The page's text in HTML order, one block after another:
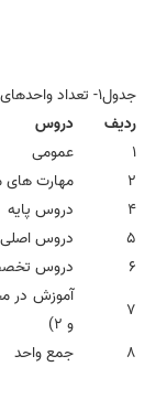
جدول1- تعداد واحدهای درسی
ردیف
دروس
1
عمومی
2
مهارت
4
دروس پایه
5
دروس اصلی
6
دروس
7
و 2)
8
جمع واحد